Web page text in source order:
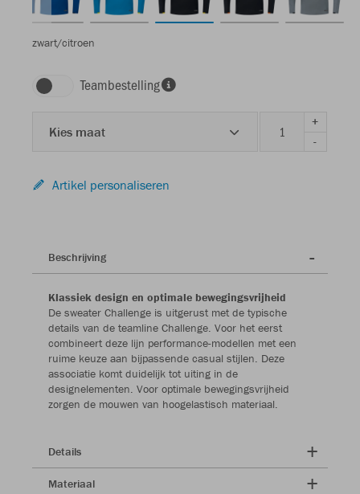
zwart/citroen
Teambestelling
Kies maat
+
-
Artikel personaliseren
Beschrijving
Klassiek design en optimale bewegingsvrijheid
De sweater Challenge is uitgerust met de typische
details van de teamline Challenge. Voor het eerst
combineert deze lijn performance-modellen met een
ruime keuze aan bijpassende casual stijlen. Deze
associatie komt duidelijk tot uiting in de
designelementen. Voor optimale bewegingsvrijheid
zorgen de mouwen van hoogelastisch materiaal.
Details
Materiaal